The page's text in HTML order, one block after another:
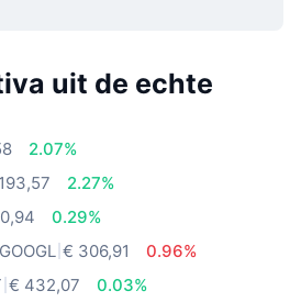
uit de echte
2.07%
2.27%
0.29%
GOOGL € 306,91
0.96%
€ 432,07
0.03%